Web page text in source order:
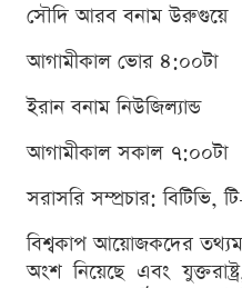
সৌদি আরব বনাম উরুগুয়ে
আগামীকাল ভোর ৪:০০টা
ইরান বনাম নিউজিল্যান্ড
আগামীকাল সকাল ৭:০০টা
সরাসরি সম্প্রচার: বিটিভি,
বিশ্বকাপ আয়োজকদের
অংশ নিয়েছে এবং